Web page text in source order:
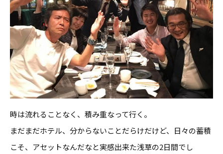
時は流れることなく、積み重なって行く。
まだまだホテル、分からないことだらけだけど、日々の蓄積
こそ、アセットなんだなと実感出来た浅草の2日間でし